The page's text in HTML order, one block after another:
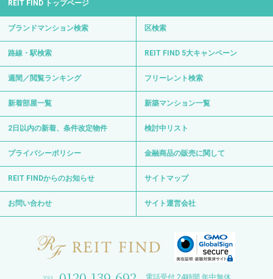
REIT FIND トップページ
ブランドマンション検索 区検索
路線・駅検索 REIT FIND 5大キャンペーン
週間／閲覧ランキング フリーレント検索
新着部屋一覧 新築マンション一覧
2日以内の新着、条件改定物件 検討中リスト
プライバシーポリシー 金融商品の販売に関して
REIT FINDからのお知らせ サイトマップ
お問い合わせ サイト運営会社
電話受付 24時間 年中無休